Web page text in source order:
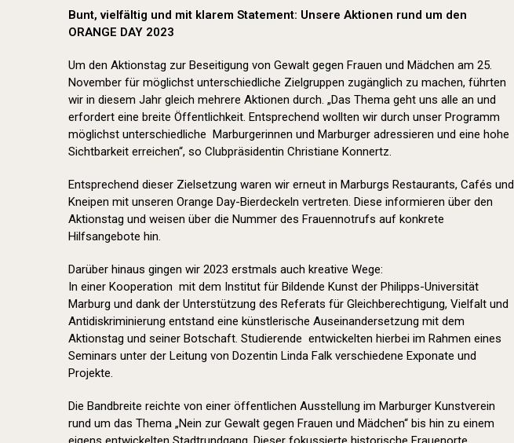
Bunt, vielfältig und mit klarem Statement: Unsere Aktionen rund um den
ORANGE DAY 2023
Um den Aktionstag zur Beseitigung von Gewalt gegen Frauen und Mädchen am 25.
November für möglichst unterschiedliche Zielgruppen zugänglich zu machen, führten
wir in diesem Jahr gleich mehrere Aktionen durch. „Das Thema geht uns alle an und
erfordert eine breite Öffentlichkeit. Entsprechend wollten wir durch unser Programm
möglichst unterschiedliche Marburgerinnen und Marburger adressieren und eine hohe
Sichtbarkeit erreichen“, so Clubpräsidentin Christiane Konnertz.
Entsprechend dieser Zielsetzung waren wir erneut in Marburgs Restaurants, Cafés und
Kneipen mit unseren Orange Day-Bierdeckeln vertreten. Diese informieren über den
Aktionstag und weisen über die Nummer des Frauennotrufs auf konkrete
Hilfsangebote hin.
Darüber hinaus gingen wir 2023 erstmals auch kreative Wege:
In einer Kooperation mit dem Institut für Bildende Kunst der Philipps-Universität
Marburg und dank der Unterstützung des Referats für Gleichberechtigung, Vielfalt und
Antidiskriminierung entstand eine künstlerische Auseinandersetzung mit dem
Aktionstag und seiner Botschaft. Studierende entwickelten hierbei im Rahmen eines
Seminars unter der Leitung von Dozentin Linda Falk verschiedene Exponate und
Projekte.
Die Bandbreite reichte von einer öffentlichen Ausstellung im Marburger Kunstverein
rund um das Thema „Nein zur Gewalt gegen Frauen und Mädchen“ bis hin zu einem